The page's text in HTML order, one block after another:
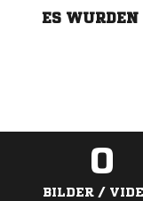
ES
0
BILDER /